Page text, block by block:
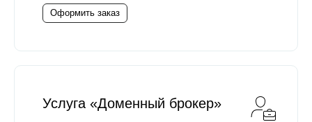
Оформить заказ
Услуга «Доменный брокер»